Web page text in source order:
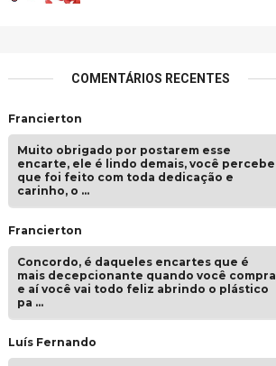
COMENTÁRIOS RECENTES
Francierton
Muito obrigado por postarem esse
encarte, ele é lindo demais, você percebe
que foi feito com toda dedicação e
carinho, o …
Francierton
Concordo, é daqueles encartes que é
mais decepcionante quando você compra
e aí você vai todo feliz abrindo o plástico
pa …
Luís Fernando